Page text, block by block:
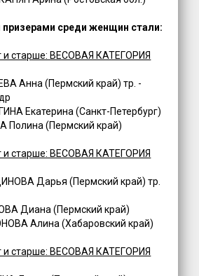
среди женщин стали:
старше: ВЕСОВАЯ КАТЕГОРИЯ
Анна (Пермский край) тр. -
Екатерина (Санкт-Петербург)
Полина (Пермский край)
старше: ВЕСОВАЯ КАТЕГОРИЯ
Дарья (Пермский край) тр.
Диана (Пермский край)
Алина (Хабаровский край)
старше: ВЕСОВАЯ КАТЕГОРИЯ